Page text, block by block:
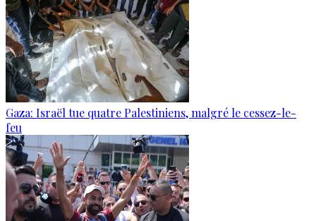
Gaza: Israël tue quatre Palestiniens, malgré le cessez-le-
feu